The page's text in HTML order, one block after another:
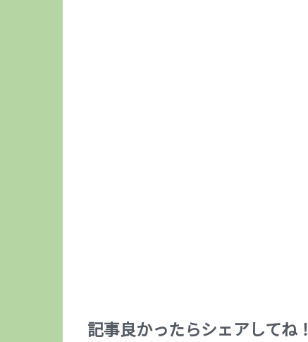
記事良かったらシェアしてね！